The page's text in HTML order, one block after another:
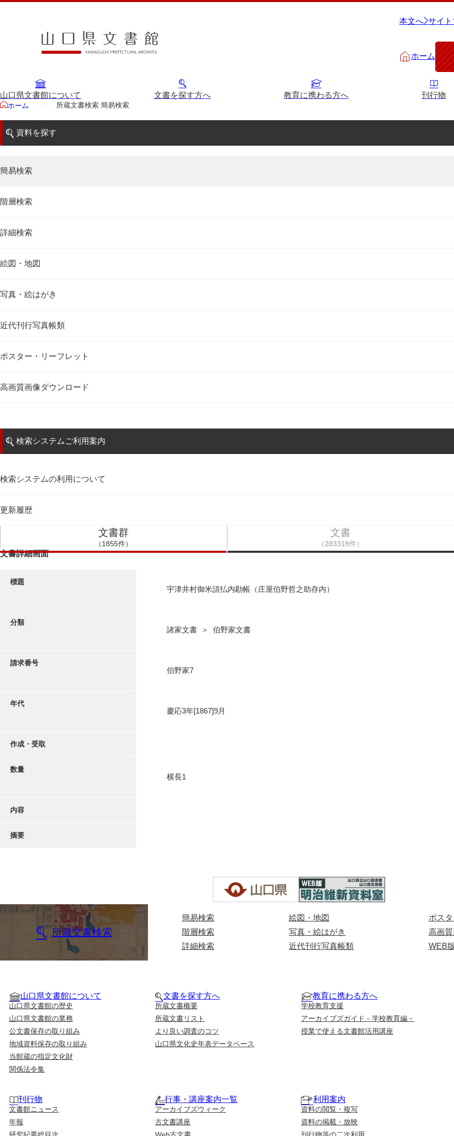
本文へ サイ
ホーム
山口県文書館について 文書を探す方へ 教育に携わる方へ 刊行物
ホーム 所蔵文書検索 簡易検索
資料を探す
簡易検索
階層検索
詳細検索
絵図・地図
写真・絵はがき
近代刊行写真帳類
ポスター・リーフレット
高画質画像ダウンロード
検索システムご利用案内
検索システムの利用について
更新履歴
文書群
（1855件）
文書
（283318件）
文書詳細画面
標題
宇津井村御米請払内勘帳（庄屋伯野哲之助存内）
分類
諸家文書 ＞ 伯野家文書
請求番号
伯野家7
年代
慶応3年[1867]9月
作成・受取
数量
横長1
内容
摘要
所蔵文書検索
簡易検索
階層検索
詳細検索
絵図・地図
写真・絵はがき
近代刊行写真帳類
ポス
高画
WEB
山口県文書館について
山口県文書館の歴史
山口県文書館の業務
公文書保存の取り組み
地域資料保存の取り組み
当館蔵の指定文化財
関係法令集
文書を探す方へ
所蔵文書概要
所蔵文書リスト
より良い調査のコツ
山口県文化史年表データベース
教育に携わる方へ
学校教育支援
アーカイブズガイド－学校教育編－
授業で使える文書館活用講座
刊行物
文書館ニュース
年報
行事・講座案内一覧
アーカイブズウィーク
古文書講座
利用案内
資料の閲覧・複写
資料の掲載・放映